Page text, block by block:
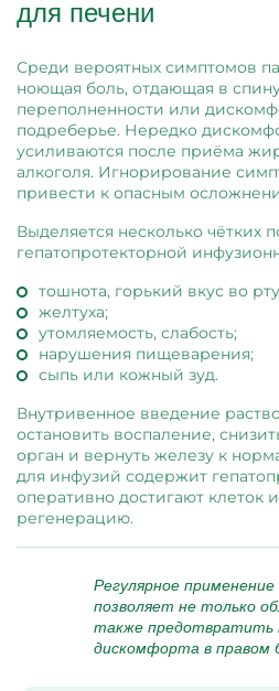
для печени
Среди вероятных симптомов
ноющая боль, отдающая в
переполненности или
подреберье. Нередко
усиливаются после приёма
алкоголя. Игнорирование
привести к опасным
Выделяется несколько чётких
гепатопротекторной
тошнота, горький вкус во
желтуха;
утомляемость, слабость;
нарушения пищеварения;
сыпь или кожный зуд.
Внутривенное введение
остановить воспаление,
орган и вернуть железу к
для инфузий содержит
оперативно достигают клеток
регенерацию.
Регулярное
позволяет не только
также предотвратить
дискомфорта в правом